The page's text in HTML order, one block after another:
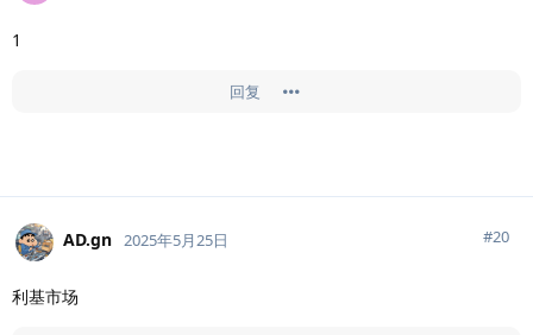
1
回复
AD.gn 2025年5月25日 #20
利基市场